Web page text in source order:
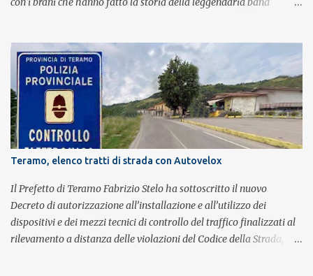
con grande successo la passione e l'energia del celebre gruppo. Lo
spettacolo si inserisce nell'ambito dei festeggiamenti in onore di
Sant'Alfonso, il santo patrono della città. La formazione sul palco è
composta da Simone Fortuna alla batteria e voce, Fabrizio
Palermo al basso e voce, Tiziano Giampieri alla chitarra e voce, e
Salvo Vinci alla voce. Salvo Vinci è la voce scelta direttamente da
Brian May e Roger Taylor per il musical We Will Rock You.
Teramo, elenco tratti di strada con Autovelox
Il Prefetto di Teramo Fabrizio Stelo ha sottoscritto il nuovo
Decreto di autorizzazione all’installazione e all’utilizzo dei
dispositivi e dei mezzi tecnici di controllo del traffico finalizzati al
rilevamento a distanza delle violazioni del Codice della Strada,